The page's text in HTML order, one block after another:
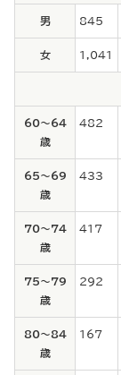
男 845
女 1,041
60～64
歳
482
65～69
歳
433
70～74
歳
417
75～79
歳
292
80～84
歳
167